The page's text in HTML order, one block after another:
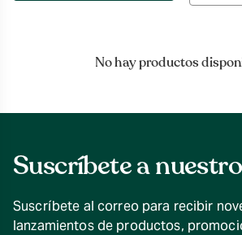
por
No hay productos
Suscríbete a
Suscríbete al correo para recibir
lanzamientos de productos,